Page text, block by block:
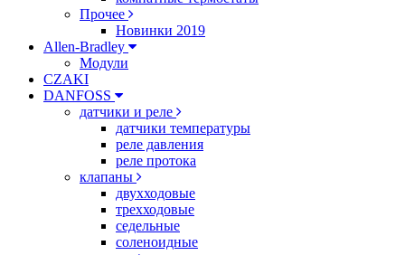
Прочее
Новинки 2019
Allen-Bradley
Модули
CZAKI
DANFOSS
датчики и реле
датчики температуры
реле давления
реле протока
клапаны
двухходовые
трехходовые
седельные
соленоидные